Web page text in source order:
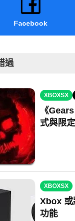
Facebook
過
XBOXSX
《
式與限
XBOXSX
Xbox
功能